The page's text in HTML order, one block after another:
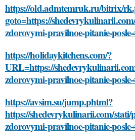
https://old.admtemruk.ru/bitrix/
goto=https://
zdorovymi-pravilnoe-pitanie-posle-
https://holidaykitchens.com/?
URL=https://
zdorovymi-pravilnoe-pitanie-posle-
https://avsim.su/jump.phtml?
https://shedevrykulinarii.com/
zdorovymi-pravilnoe-pitanie-posle-